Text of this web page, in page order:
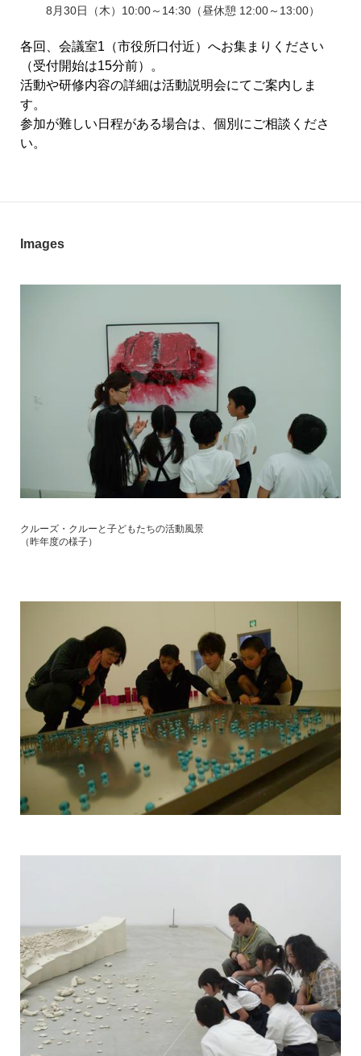
8月30日（木）10:00～14:30（昼休憩 12:00～13:00）
各回、会議室1（市役所口付近）へお集まりください
（受付開始は15分前）。
活動や研修内容の詳細は活動説明会にてご案内しま
す。
参加が難しい日程がある場合は、個別にご相談くださ
い。
Images
クルーズ・クルーと子どもたちの活動風景
（昨年度の様子）